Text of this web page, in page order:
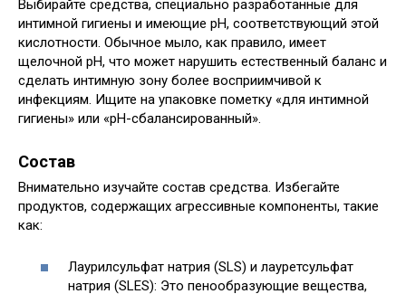
Выбирайте средства, специально разработанные для
интимной гигиены и имеющие pH, соответствующий этой
кислотности. Обычное мыло, как правило, имеет
щелочной pH, что может нарушить естественный баланс и
сделать интимную зону более восприимчивой к
инфекциям. Ищите на упаковке пометку «для интимной
гигиены» или «pH-сбалансированный».
Состав
Внимательно изучайте состав средства. Избегайте
продуктов, содержащих агрессивные компоненты, такие
как:
Лаурилсульфат натрия (SLS) и лауретсульфат
натрия (SLES): Это пенообразующие вещества,